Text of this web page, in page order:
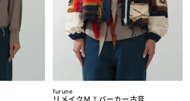
furune
リメイクＭＴパーカー古音